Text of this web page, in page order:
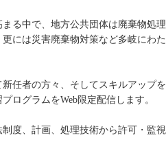
る中で、地方公共団体は廃棄物処
には災害廃棄物対策など多岐にわ
任者の方々、そしてスキルアップ
ログラムをWeb限定配信します。
度、計画、処理技術から許可・監